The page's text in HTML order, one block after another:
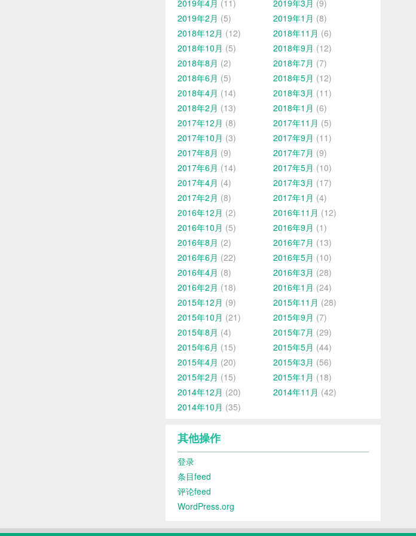
2019年4月 (11) 2019年3月 (9)
2019年2月 (5) 2019年1月 (8)
2018年12月 (12) 2018年11月 (6)
2018年10月 (5) 2018年9月 (12)
2018年8月 (2) 2018年7月 (7)
2018年6月 (5) 2018年5月 (12)
2018年4月 (14) 2018年3月 (11)
2018年2月 (13) 2018年1月 (6)
2017年12月 (8) 2017年11月 (5)
2017年10月 (3) 2017年9月 (11)
2017年8月 (9) 2017年7月 (9)
2017年6月 (14) 2017年5月 (10)
2017年4月 (4) 2017年3月 (17)
2017年2月 (8) 2017年1月 (4)
2016年12月 (2) 2016年11月 (12)
2016年10月 (5) 2016年9月 (1)
2016年8月 (2) 2016年7月 (13)
2016年6月 (22) 2016年5月 (10)
2016年4月 (8) 2016年3月 (28)
2016年2月 (18) 2016年1月 (24)
2015年12月 (9) 2015年11月 (28)
2015年10月 (21) 2015年9月 (7)
2015年8月 (4) 2015年7月 (29)
2015年6月 (15) 2015年5月 (44)
2015年4月 (20) 2015年3月 (56)
2015年2月 (15) 2015年1月 (18)
2014年12月 (20) 2014年11月 (42)
2014年10月 (35)
其他操作
登录
条目feed
评论feed
WordPress.org